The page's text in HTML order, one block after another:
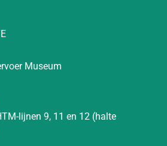
Museum
lijnen 9, 11 en 12 (halte